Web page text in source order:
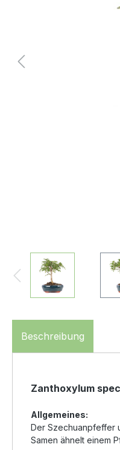
Beschreibung
Zanthoxylum
Allgemeines:
Der Szechuanpfeffer
Samen ähnelt einem